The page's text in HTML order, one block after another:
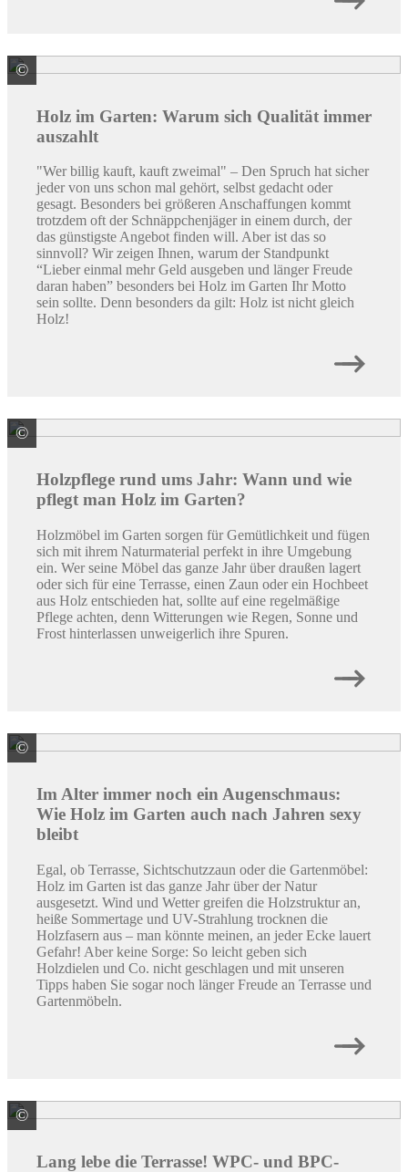
© Weltholz ZNL der Klöpferholz GmbH & Co. KG
Holz im Garten: Warum sich Qualität immer
auszahlt
"Wer billig kauft, kauft zweimal" – Den Spruch hat sicher
jeder von uns schon mal gehört, selbst gedacht oder
gesagt. Besonders bei größeren Anschaffungen kommt
trotzdem oft der Schnäppchenjäger in einem durch, der
das günstigste Angebot finden will. Aber ist das so
sinnvoll? Wir zeigen Ihnen, warum der Standpunkt
“Lieber einmal mehr Geld ausgeben und länger Freude
daran haben” besonders bei Holz im Garten Ihr Motto
sein sollte. Denn besonders da gilt: Holz ist nicht gleich
Holz!
© © M.Dörr & M.Frommherz / stock.adobe.com
Holzpflege rund ums Jahr: Wann und wie
pflegt man Holz im Garten?
Holzmöbel im Garten sorgen für Gemütlichkeit und fügen
sich mit ihrem Naturmaterial perfekt in ihre Umgebung
ein. Wer seine Möbel das ganze Jahr über draußen lagert
oder sich für eine Terrasse, einen Zaun oder ein Hochbeet
aus Holz entschieden hat, sollte auf eine regelmäßige
Pflege achten, denn Witterungen wie Regen, Sonne und
Frost hinterlassen unweigerlich ihre Spuren.
© © bubutu / stock.adobe.com
Im Alter immer noch ein Augenschmaus:
Wie Holz im Garten auch nach Jahren sexy
bleibt
Egal, ob Terrasse, Sichtschutzzaun oder die Gartenmöbel:
Holz im Garten ist das ganze Jahr über der Natur
ausgesetzt. Wind und Wetter greifen die Holzstruktur an,
heiße Sommertage und UV-Strahlung trocknen die
Holzfasern aus – man könnte meinen, an jeder Ecke lauert
Gefahr! Aber keine Sorge: So leicht geben sich
Holzdielen und Co. nicht geschlagen und mit unseren
Tipps haben Sie sogar noch länger Freude an Terrasse und
Gartenmöbeln.
© elephant ZN der Klöpferholz GmbH & Co. KG
Lang lebe die Terrasse! WPC- und BPC-